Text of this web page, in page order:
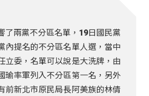
了兩黨不分區名單，19日國民黨
內提名的不分區名單人選，當中
立委，名單可以說是大洗牌，由
瑜率軍列入不分區第一名，另外
前新北市原民局長阿美族的林倩